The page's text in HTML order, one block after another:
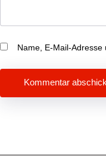
Name, E-Mail-Adresse